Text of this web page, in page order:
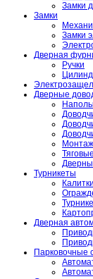
Замки
Замки
Замки
Дверная
Ручки
Дверные
Турникеты
Калитки
Дверная
Парковочные